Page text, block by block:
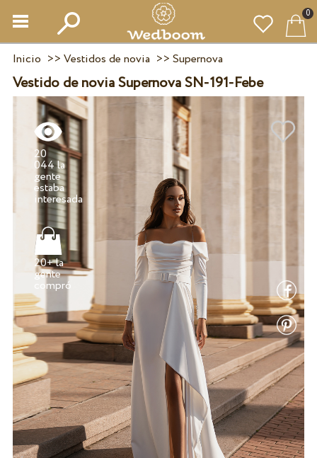
0
Inicio >> Vestidos de novia >> Supernova
Vestido de novia Supernova SN-191-Febe
20
044 la
gente
estaba
20+ la
gente